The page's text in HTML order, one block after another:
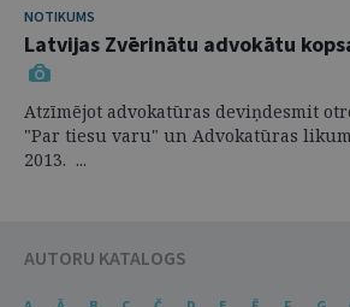
NOTIKUMS
Latvijas Zvērinātu advokātu
Atzīmējot advokatūras deviņdesmit
"Par tiesu varu" un Advokatūras
2013. ...
AUTORU KATALOGS